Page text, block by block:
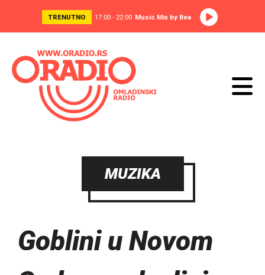
TRENUTNO 17:00 - 22:00 Music Mix by Bea
MUZIKA
Goblini u Novom